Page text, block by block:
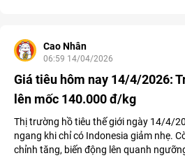
Cao Nhân
06:59 14/04/2026
Giá tiêu hôm nay 14/4/2026:
lên mốc 140.000 đ/kg
Thị trường hồ tiêu thế giới ngày 14/4/
ngang khi chỉ có Indonesia giảm nhẹ.
chỉnh tăng, biến động lên quanh